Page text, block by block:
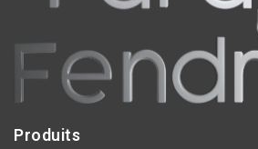
sensibles. Il redonne
brillance et éclat, tout en
étant adapté à un usage
quotidien et en relais des
shampooings traitants.
Produits